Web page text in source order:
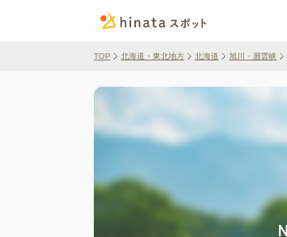
TOP 北海道・東北地方 北海道 旭川・層雲峡